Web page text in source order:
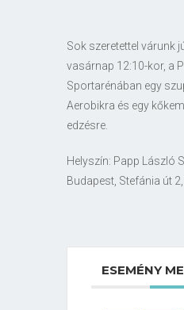
Sok szeretettel várunk
vasárnap 12:10-kor, a
Sportarénában egy
Aerobikra és egy
edzésre.
Helyszín: Papp László
Budapest, Stefánia út
ESEMÉNY